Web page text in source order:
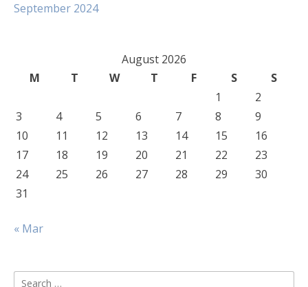
September 2024
August 2026
M
T W T F S
S
1
2
3
4 5 6 7 8
9
10
11 12 13 14 15
16
17
18 19 20 21 22
23
24
25 26 27 28 29
30
31
« Mar
Search